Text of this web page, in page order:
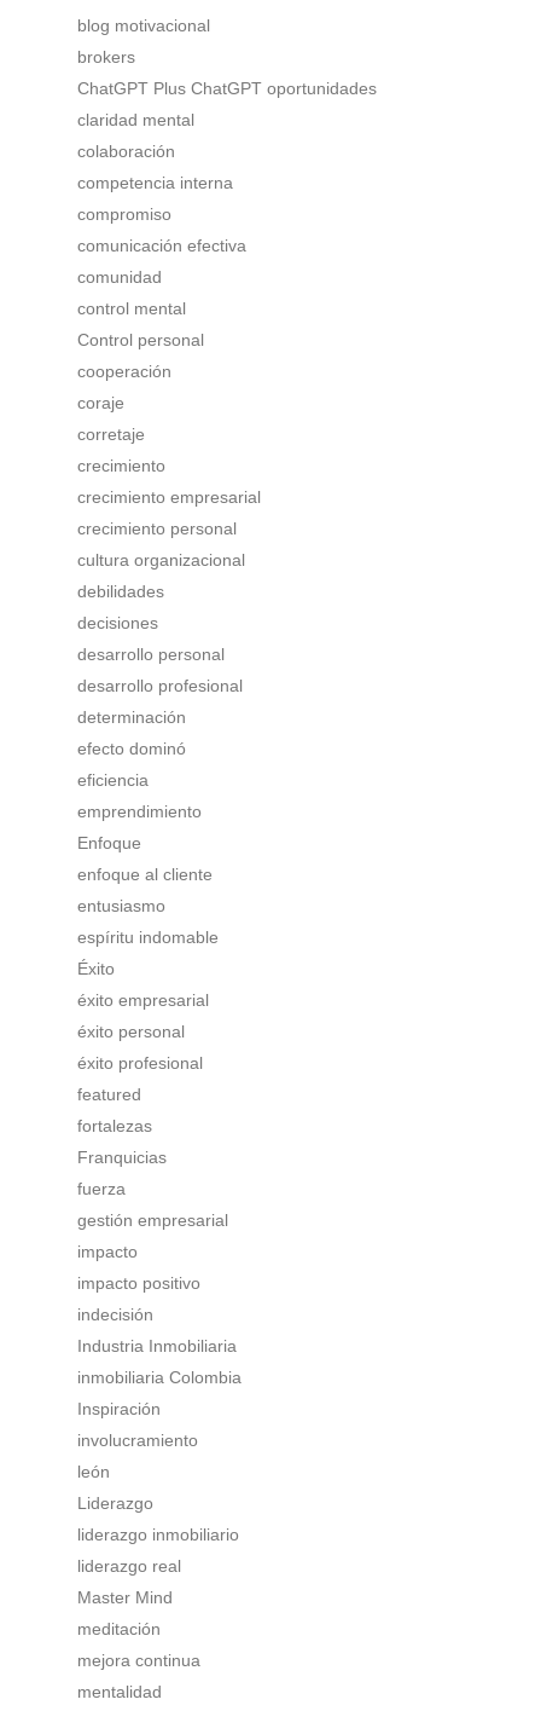
blog motivacional
brokers
ChatGPT Plus ChatGPT oportunidades
claridad mental
colaboración
competencia interna
compromiso
comunicación efectiva
comunidad
control mental
Control personal
cooperación
coraje
corretaje
crecimiento
crecimiento empresarial
crecimiento personal
cultura organizacional
debilidades
decisiones
desarrollo personal
desarrollo profesional
determinación
efecto dominó
eficiencia
emprendimiento
Enfoque
enfoque al cliente
entusiasmo
espíritu indomable
Éxito
éxito empresarial
éxito personal
éxito profesional
featured
fortalezas
Franquicias
fuerza
gestión empresarial
impacto
impacto positivo
indecisión
Industria Inmobiliaria
inmobiliaria Colombia
Inspiración
involucramiento
león
Liderazgo
liderazgo inmobiliario
liderazgo real
Master Mind
meditación
mejora continua
mentalidad